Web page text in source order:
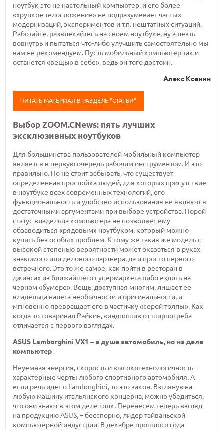
ноутбук это не настольный компьютер, и его более
«хрупкое телосложение» не подразумевает частых
модернизаций, экспериментов и т.п. нештатных ситуаций.
Работайте, развлекайтесь на своем ноутбуке, ну а лезть
вовнутрь и пытаться что-либо улучшить самостоятельно мы
вам не рекомендуем. Пусть мобильный компьютер так и
останется «вещью в себе», ведь он того достоин.
Алекс Ксенин
ЧИТАТЬ МАТЕРИАЛ В РАЗДЕЛЕ "СТАТЬИ"
Выбор ZOOM.CNews: пять лучших
эксклюзивных ноутбуков
Для большинства пользователей мобильный компьютер
является в первую очередь рабочим инструментом. И это
правильно. Но не стоит забывать, что существует
определенная прослойка людей, для которых присутствие
в ноутбуке всех современных технологий, его
функциональность и удобство использования не являются
достаточными аргументами при выборе устройства. Порой
статус владельца компьютера не позволяет ему
обзаводиться «рядовым» ноутбуком, который можно
купить без особых проблем. К тому же такая же модель с
высокой степенью вероятности может оказаться в руках
знакомого или делового партнера, да и просто первого
встречного. Это то же самое, как пойти в ресторан в
джинсах из ближайшего супермаркета либо ездить на
черном «бумере». Вещь, доступная многим, лишает ее
владельца налета необычности и оригинальности, и
мгновенно превращает его в частичку «серой толпы». Как
когда-то говаривал Райкин, «индпошив от ширпотреба
отличается с первого взгляда».
ASUS Lamborghini VX1 – в душе автомобиль, но на деле
компьютер
Неуемная энергия, скорость и высокотехнологичность –
характерные черты любого спортивного автомобиля. А
если речь идет о Lamborghini, то это закон. Взглянув на
любую машину итальянского концерна, можно убедиться,
что они знают в этом деле толк. Перенесем теперь взгляд
на продукцию ASUS, – бесспорно, лидер тайваньской
компьютерной индустрии. В декабре прошлого года